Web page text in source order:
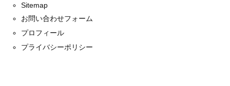
Sitemap
お問い合わせフォーム
プロフィール
プライバシーポリシー